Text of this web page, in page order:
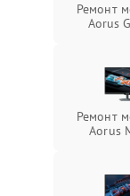
Ремонт
Aorus
Ремонт
Aorus